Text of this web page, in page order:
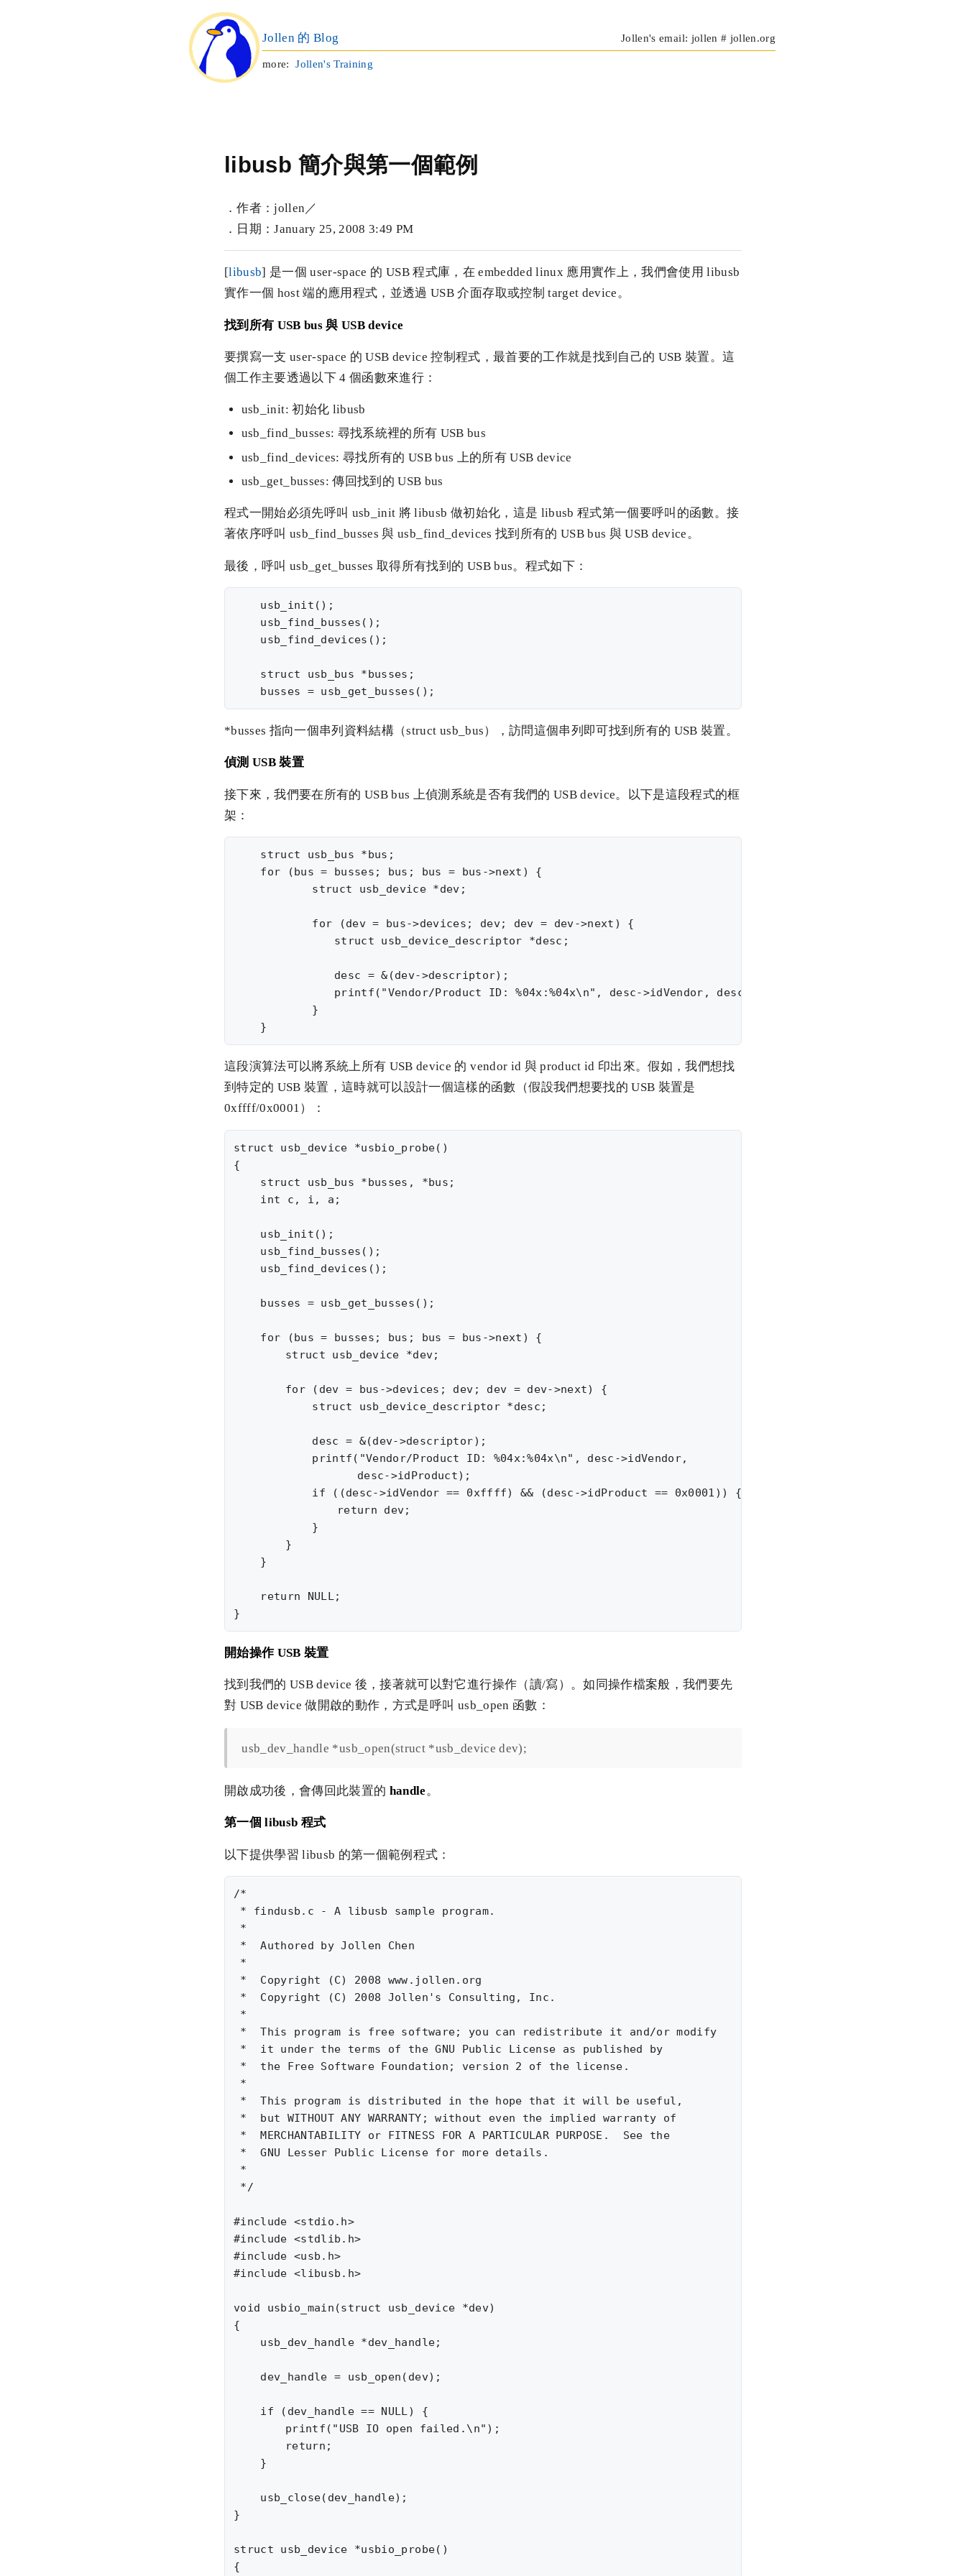
Jollen 的 Blog Jollen's email: jollen # jollen.org
more:Jollen's Training
libusb 簡介與第一個範例
．作者：jollen／
．日期：January 25, 2008 3:49 PM
[libusb] 是一個 user-space 的 USB 程式庫，在 embedded linux 應用實作上，我們會使用 libusb
實作一個 host 端的應用程式，並透過 USB 介面存取或控制 target device。
找到所有 USB bus 與 USB device
要撰寫一支 user-space 的 USB device 控制程式，最首要的工作就是找到自己的 USB 裝置。這
個工作主要透過以下 4 個函數來進行：
usb_init: 初始化 libusb
usb_find_busses: 尋找系統裡的所有 USB bus
usb_find_devices: 尋找所有的 USB bus 上的所有 USB device
usb_get_busses: 傳回找到的 USB bus
程式一開始必須先呼叫 usb_init 將 libusb 做初始化，這是 libusb 程式第一個要呼叫的函數。接
著依序呼叫 usb_find_busses 與 usb_find_devices 找到所有的 USB bus 與 USB device。
最後，呼叫 usb_get_busses 取得所有找到的 USB bus。程式如下：
    usb_init();
    usb_find_busses();
    usb_find_devices();
    struct usb_bus *busses;
*busses 指向一個串列資料結構（struct usb_bus），訪問這個串列即可找到所有的 USB 裝置。
偵測 USB 裝置
接下來，我們要在所有的 USB bus 上偵測系統是否有我們的 USB device。以下是這段程式的框
架：
    struct usb_bus *bus;
    for (bus = busses; bus; bus = bus->next) {
               struct usb_device_descriptor *desc;
               desc = &(dev->descriptor);
               printf("Vendor/Product ID: %04x:%04x\n", desc->idVendor, desc->idProduct);
這段演算法可以將系統上所有 USB device 的 vendor id 與 product id 印出來。假如，我們想找
到特定的 USB 裝置，這時就可以設計一個這樣的函數（假設我們想要找的 USB 裝置是
0xffff/0x0001）：
struct usb_device *usbio_probe()
{
    struct usb_bus *busses, *bus;
    int c, i, a;
    usb_init();
    usb_find_busses();
    usb_find_devices();
    busses = usb_get_busses();
    for (bus = busses; bus; bus = bus->next) {
    }
    return NULL;
開始操作 USB 裝置
找到我們的 USB device 後，接著就可以對它進行操作（讀/寫）。如同操作檔案般，我們要先
對 USB device 做開啟的動作，方式是呼叫 usb_open 函數：
usb_dev_handle *usb_open(struct *usb_device dev);
開啟成功後，會傳回此裝置的 handle。
第一個 libusb 程式
以下提供學習 libusb 的第一個範例程式：
/*
* findusb.c - A libusb sample program.
*
*  Authored by Jollen Chen
*
*  Copyright (C) 2008 www.jollen.org
*  Copyright (C) 2008 Jollen's Consulting, Inc.
*
*  This program is free software; you can redistribute it and/or modify
*  it under the terms of the GNU Public License as published by
*  the Free Software Foundation; version 2 of the license.
*
*  This program is distributed in the hope that it will be useful,
*  but WITHOUT ANY WARRANTY; without even the implied warranty of
*  MERCHANTABILITY or FITNESS FOR A PARTICULAR PURPOSE.  See the
*  GNU Lesser Public License for more details.
*
*/
#include <stdio.h>
#include <stdlib.h>
#include <usb.h>
#include <libusb.h>
void usbio_main(struct usb_device *dev)
{
    usb_dev_handle *dev_handle;
    dev_handle = usb_open(dev);
    if (dev_handle == NULL) {
    }
    usb_close(dev_handle);
}
struct usb_device *usbio_probe()
{